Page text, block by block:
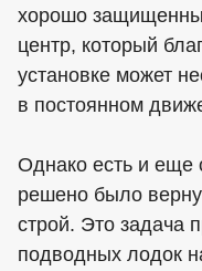
хорошо
центр, который
установке может
в постоянном
Однако есть и еще
решено было
строй. Это задача
подводных лодок